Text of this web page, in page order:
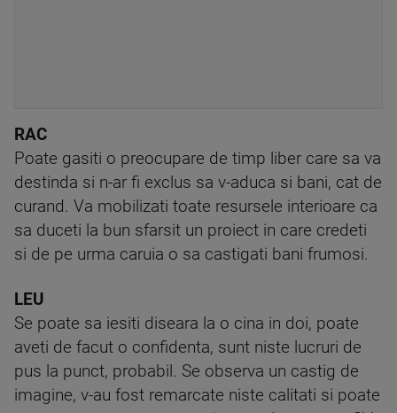
RAC
Poate gasiti o preocupare de timp liber care sa va
destinda si n-ar fi exclus sa v-aduca si bani, cat de
curand. Va mobilizati toate resursele interioare ca
sa duceti la bun sfarsit un proiect in care credeti
si de pe urma caruia o sa castigati bani frumosi.
LEU
Se poate sa iesiti diseara la o cina in doi, poate
aveti de facut o confidenta, sunt niste lucruri de
pus la punct, probabil. Se observa un castig de
imagine, v-au fost remarcate niste calitati si poate